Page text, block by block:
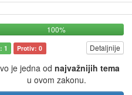
100%
1 Protiv: 0 Detaljnije
je jedna od najvažnijih tema
u ovom zakonu.